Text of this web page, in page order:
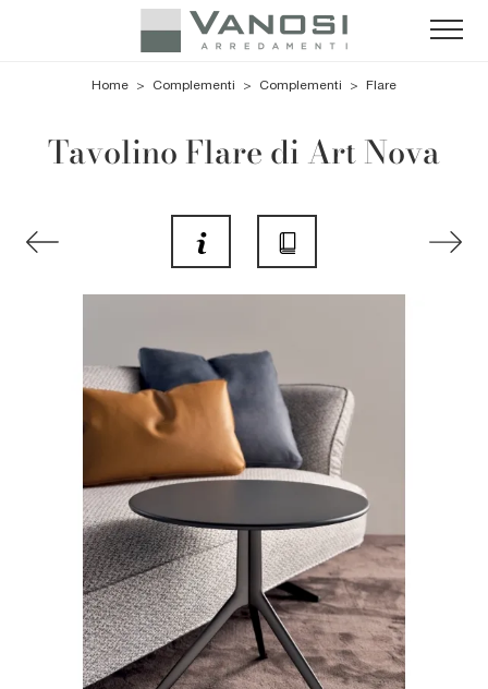
Home > Complementi > Complementi > Flare
Tavolino Flare di Art Nova